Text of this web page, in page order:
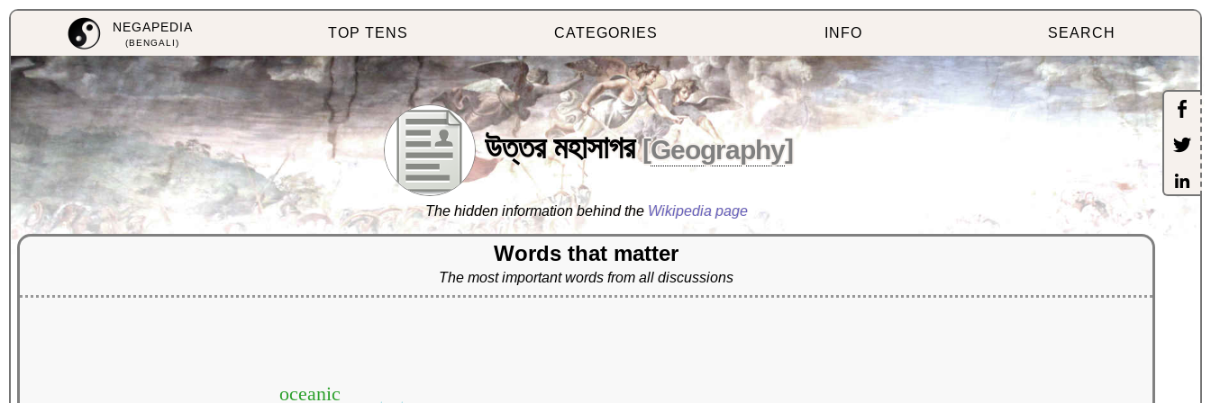
NEGAPEDIA
(BENGALI)
TOP TENS CATEGORIES INFO SEARCH
উত্তর মহাসাগর [Geography]
The hidden information behind the Wikipedia page
Words that matter
The most important words from all discussions
oceanic